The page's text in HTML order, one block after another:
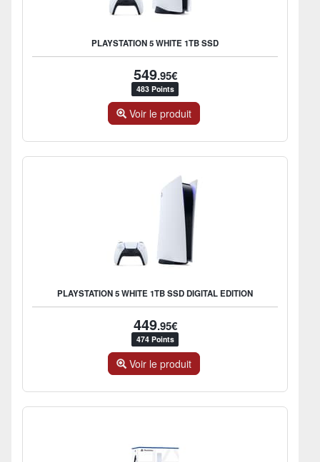
PLAYSTATION 5 WHITE 1TB SSD
549.95€
483 Points
Voir le produit
PLAYSTATION 5 WHITE 1TB SSD DIGITAL EDITION
449.95€
474 Points
Voir le produit